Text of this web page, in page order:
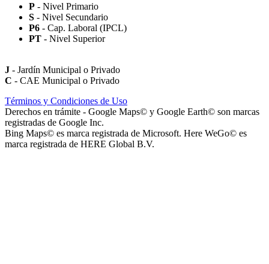
Paseo Virgen de la Carrodilla - Patrona de los Viñedos
P - Nivel Primario
S - Nivel Secundario
P6 - Cap. Laboral (IPCL)
PT - Nivel Superior
J - Jardín Municipal o Privado
C - CAE Municipal o Privado
Términos y Condiciones de Uso
Derechos en trámite - Google Maps© y Google Earth© son marcas
registradas de Google Inc.
Bing Maps© es marca registrada de Microsoft. Here WeGo© es
marca registrada de HERE Global B.V.